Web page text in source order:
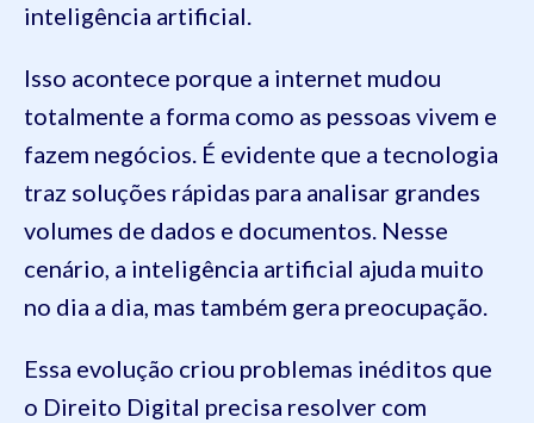
inteligência artificial.
Isso acontece porque a internet mudou
totalmente a forma como as pessoas vivem e
fazem negócios. É evidente que a tecnologia
traz soluções rápidas para analisar grandes
volumes de dados e documentos. Nesse
cenário, a inteligência artificial ajuda muito
no dia a dia, mas também gera preocupação.
Essa evolução criou problemas inéditos que
o Direito Digital precisa resolver com